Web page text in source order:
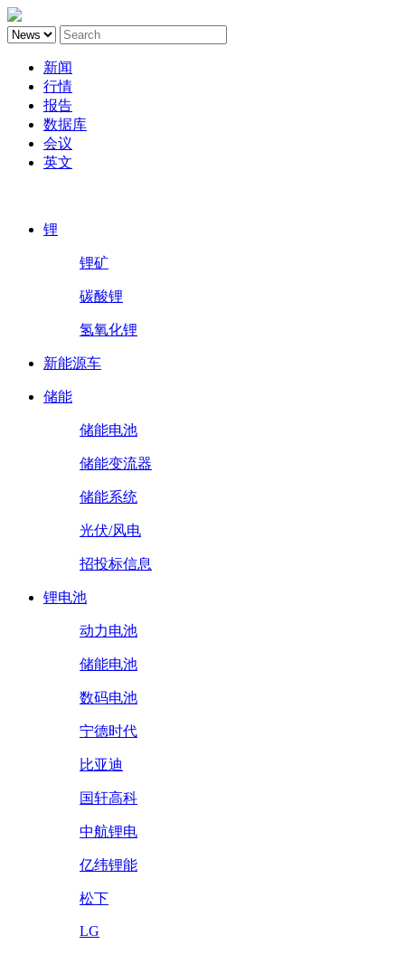
新闻
行情
报告
数据库
会议
英文
锂
锂矿
碳酸锂
氢氧化锂
新能源车
储能
储能电池
储能变流器
储能系统
光伏/风电
招投标信息
锂电池
动力电池
储能电池
数码电池
宁德时代
比亚迪
国轩高科
中航锂电
亿纬锂能
松下
LG